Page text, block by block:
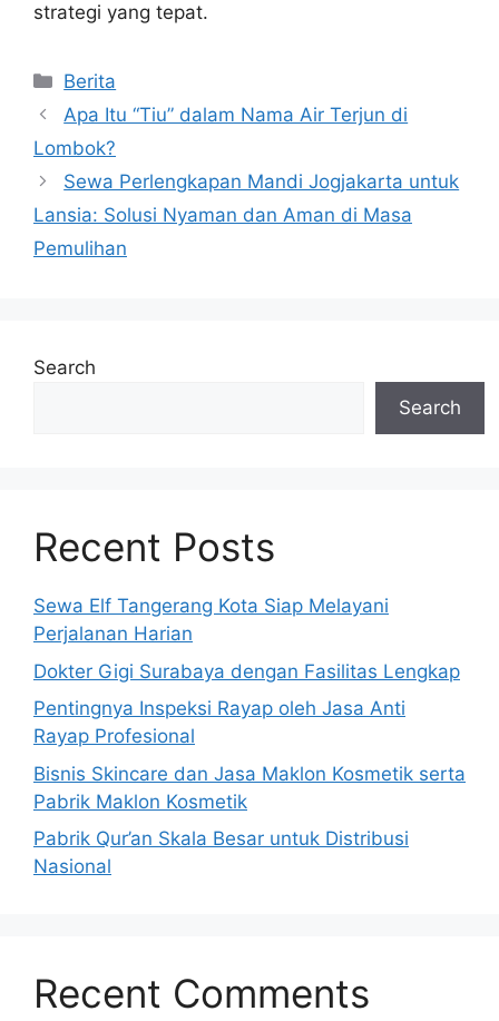
strategi yang tepat.
Categories
Berita
Apa Itu “Tiu” dalam Nama Air Terjun di
Lombok?
Sewa Perlengkapan Mandi Jogjakarta untuk
Lansia: Solusi Nyaman dan Aman di Masa
Pemulihan
Search
Search
Recent Posts
Sewa Elf Tangerang Kota Siap Melayani
Perjalanan Harian
Dokter Gigi Surabaya dengan Fasilitas Lengkap
Pentingnya Inspeksi Rayap oleh Jasa Anti
Rayap Profesional
Bisnis Skincare dan Jasa Maklon Kosmetik serta
Pabrik Maklon Kosmetik
Pabrik Qur’an Skala Besar untuk Distribusi
Nasional
Recent Comments